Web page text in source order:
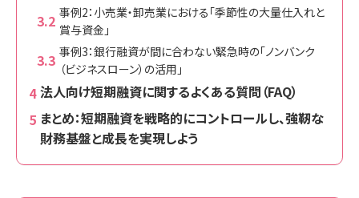
事例2：小売業・卸売業における「季節性の大量仕入れと
賞与資金」
事例3：銀行融資が間に合わない緊急時の「ノンバンク
（ビジネスローン）の活用」
法人向け短期融資に関するよくある質問（FAQ）
まとめ：短期融資を戦略的にコントロールし、強靭な
財務基盤と成長を実現しよう